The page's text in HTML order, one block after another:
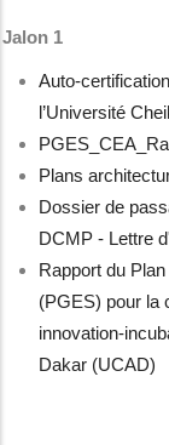
Jalon 1
Auto-
l’Université
Plans
Dossier de
DCMP - Lettre
Rapport du
(PGES) pour la
innovation-
Dakar (UCAD)